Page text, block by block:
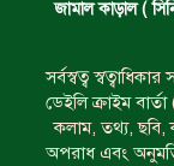
জামাল কাড়াল (
সর্বস্বত্ব
ডেইলি ক্রাইম
কলাম, তথ্য, ছবি,
অপরাধ এবং অনুমতি